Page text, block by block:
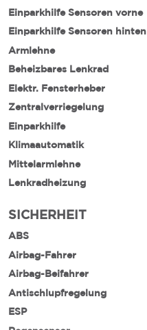
Einparkhilfe Sensoren vorne
Einparkhilfe Sensoren hinten
Armlehne
Beheizbares Lenkrad
Elektr. Fensterheber
Zentralverriegelung
Einparkhilfe
Klimaautomatik
Mittelarmlehne
Lenkradheizung
SICHERHEIT
ABS
Airbag-Fahrer
Airbag-Beifahrer
Antischlupfregelung
ESP